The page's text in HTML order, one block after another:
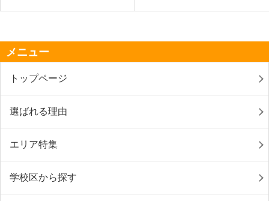
メニュー
トップページ
選ばれる理由
エリア特集
学校区から探す